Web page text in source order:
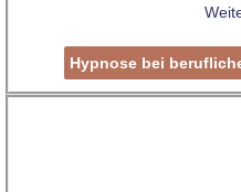
Hypnose bei